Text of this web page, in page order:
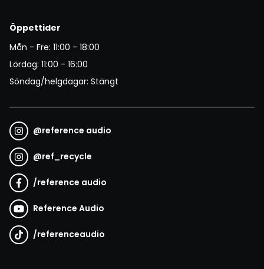
Öppettider
Mån - Fre: 11:00 - 18:00
Lördag: 11:00 - 16:00
Söndag/helgdagar: Stängt
@reference audio
@ref_recycle
/reference audio
Reference Audio
/referenceaudio